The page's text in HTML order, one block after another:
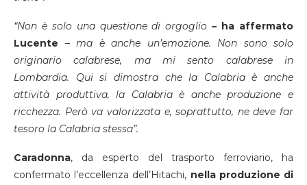
“Non è solo una questione di orgoglio– ha affermato
Lucente –ma è anche un’emozione. Non sono solo
originario calabrese, ma mi sento calabrese in
Lombardia. Qui si dimostra che la Calabria è anche
attività produttiva, la Calabria è anche produzione e
ricchezza. Però va valorizzata e, soprattutto, ne deve far
tesoro la Calabria stessa”.
Caradonna, da esperto del trasporto ferroviario, ha
confermato l’eccellenza dell’Hitachi, nella produzione di